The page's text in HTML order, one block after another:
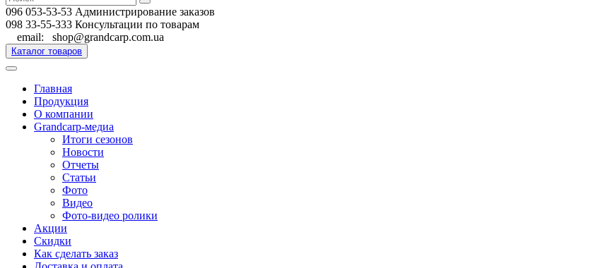
096 053-53-53 Администрирование заказов
098 33-55-333 Консультации по товарам
email: shop@grandcarp.com.ua
Каталог товаров
Главная
Продукция
О компании
Grandcarp-медиа
Итоги сезонов
Новости
Отчеты
Статьи
Фото
Видео
Фото-видео ролики
Акции
Скидки
Как сделать заказ